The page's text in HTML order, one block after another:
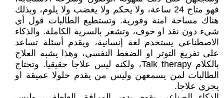
فهو متاح 24 ساعة، ولا يحكم ولا يغضب ولا يلوم، وبذلك
هناك مساحة امنة وفورية. وتستطيع الطالبات قول أي
شيء دون نقد او خوف، وتشعر بالسرية الكاملة. والذكاء
الاصطناعي يستخدم لغة إنسانية، ويقدم أسئلة تساعد
على تفريغ التوتر او الضغط النفسي، وهذا يشبه العلاج
بالكلام Talk therapy، ولكنه ليس علاجا حقيقيا. وتحتاج
الطالبات لمن يسمعهن وليس من يقدم حلولا عميقة او
يجري علاجا.